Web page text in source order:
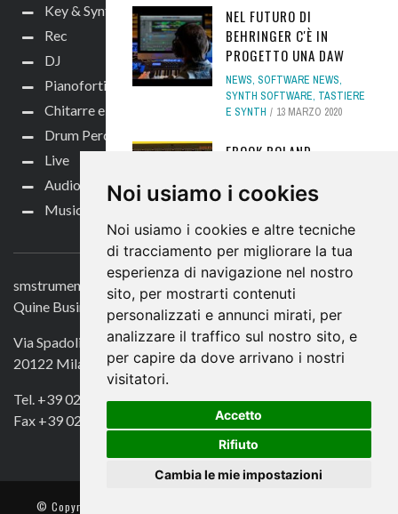
Noi usiamo i cookies
Noi usiamo i cookies e altre tecniche
di tracciamento per migliorare la tua
esperienza di navigazione nel nostro
sito, per mostrarti contenuti
personalizzati e annunci mirati, per
analizzare il traffico sul nostro sito, e
per capire da dove arrivano i nostri
visitatori.
Accetto
Rifiuto
Cambia le mie impostazioni
NEL FUTURO DI
BEHRINGER C'È IN
PROGETTO UNA DAW
NEWS, SOFTWARE NEWS,
SYNTH SOFTWARE, TASTIERE
E SYNTH
13 MARZO 2020
EBOOK ROLAND
DA BJOOKS!
PERC NEWS,DRUM
ELETTRONICHE,DRUM PERC
GROOVEBOX
NEWS,OFFERTE, TASTIERE E
SYNTH,TASTIERE E SYNTH
NEWS
8 AGOSTO 2026
TUTORIAL: YAMAHA
REFACE CS,
AVANZATA
SYNTH HARDWARE,TASTIERE
E SYNTH
2016
Key & Synth
Rec
DJ
Pianoforti e Arranger
Chitarre e bassi
Drum Perc
Live
Audio per video
Music Life
CONTATTACI
smstrumentimusicali.it
Quine Business Publisher
Via Spadolini 7
20122 Milano
Tel. +39 02 49756990
Fax +39 02 72016740
© Copyright 2018. All Rights Reserved -